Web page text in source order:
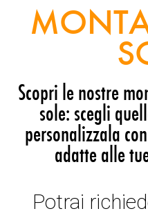
Scopri le nostre
sole: scegli
personalizzala
adatte alle
Potrai